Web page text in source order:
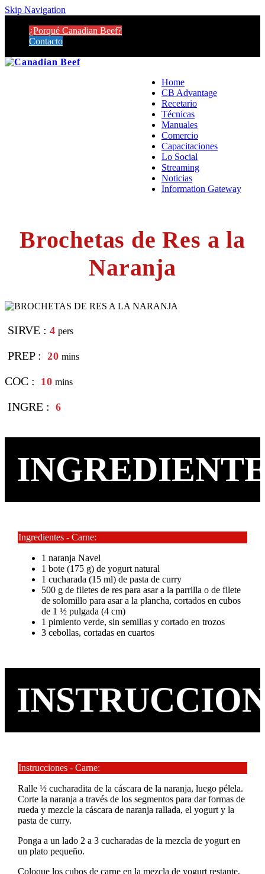
Skip Navigation
¿Porqué Canadian Beef?
Contacto
Home
CB Advantage
Recetario
Técnicas
Manuales
Comercio
Capacitaciones
Lo Social
Streaming
Noticias
Information Gateway
Brochetas de Res a la
Naranja
SIRVE : 4 pers
PREP : 20 mins
COC : 10 mins
INGRE : 6
Ingredientes - Carne:
1 naranja Navel
1 bote (175 g) de yogurt natural
1 cucharada (15 ml) de pasta de curry
500 g de filetes de res para asar a la parrilla o de filete
de solomillo para asar a la plancha, cortados en cubos
de 1 ½ pulgada (4 cm)
1 pimiento verde, sin semillas y cortado en trozos
3 cebollas, cortadas en cuartos
Instrucciones - Carne:
Ralle ½ cucharadita de la cáscara de la naranja, luego pélela.
Corte la naranja a través de los segmentos para dar formas de
rueda y mezcle la cáscara de naranja rallada, el yogurt y la
pasta de curry.
Ponga a un lado 2 a 3 cucharadas de la mezcla de yogurt en
un plato pequeño.
Coloque los cubos de carne en la mezcla de yogurt restante,